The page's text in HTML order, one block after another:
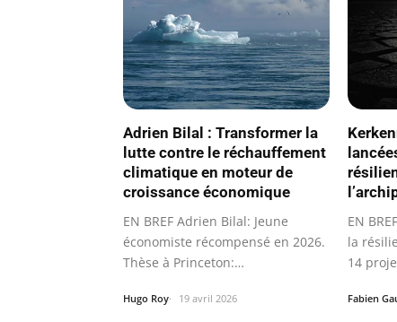
Adrien Bilal : Transformer la
lutte contre le réchauffement
climatique en moteur de
croissance économique
EN BREF Adrien Bilal: Jeune
économiste récompensé en 2026.
Thèse à Princeton:
Hugo Roy 19 avril 2026
EN
la
14
Fabien